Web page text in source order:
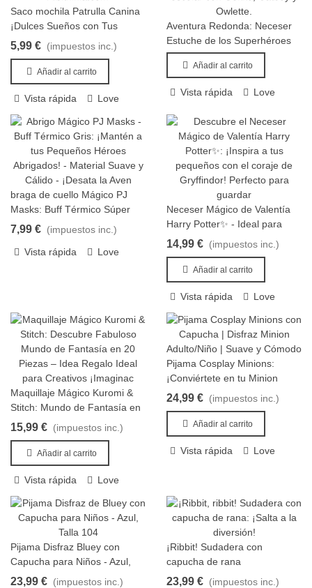
Saco mochila Patrulla Canina
¡Dulces Sueños con Tus
Heroicos Amigos!
5,99 € (impuestos inc.)
Añadir al carrito
Vista rápida Love
Aventura Redonda: Neceser
Estuche de los Superhéroes
PJ Masks
Añadir al carrito
Vista rápida Love
braga de cuello Mágico PJ
Masks: Buff Térmico Súper
Héroes Gris
7,99 € (impuestos inc.)
Vista rápida
Love
Añadir al carrito
Neceser Mágico de Valentía
Harry Potter✨ - Ideal para
Pequenos Magos y Brujas
14,99 € (impuestos inc.)
Añadir al carrito
Vista rápida Love
Añadir al carrito
Maquillaje Mágico Kuromi &
Stitch: Mundo de Fantasía en
20 Piezas
15,99 € (impuestos inc.)
Añadir al carrito
Vista rápida Love
Añadir al carrito
Pijama Cosplay Minions:
¡Conviértete en tu Minion
favorito!
24,99 € (impuestos inc.)
Añadir al carrito
Vista rápida Love
Pijama Disfraz Bluey con
Capucha para Niños - Azul,
Talla 104
23,99 € (impuestos inc.)
¡Ribbit! Sudadera con
capucha de rana
23,99 € (impuestos inc.)